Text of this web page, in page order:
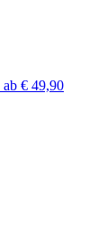
ab € 49,90